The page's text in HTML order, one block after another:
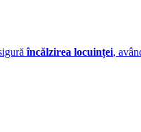
încălzirea locuinței,